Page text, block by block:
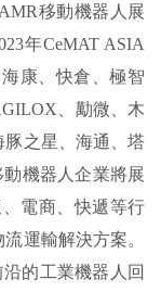
移動機器人展
年CeMAT ASIA
康、快倉、極智
、勱微、木
之星、海通、塔
機器人企業將展
電商、快遞等行
運輸解決方案。
的工業機器人回